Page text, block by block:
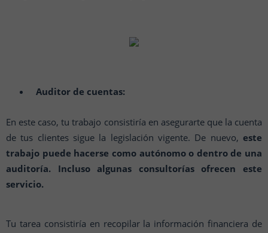
Auditor de cuentas:
En este caso, tu trabajo consistiría en asegurarte que la cuenta
de tus clientes sigue la legislación vigente. De nuevo, este
trabajo puede hacerse como autónomo o dentro de una
auditoría. Incluso algunas consultorías ofrecen este
servicio.
Tu tarea consistiría en recopilar la información financiera de